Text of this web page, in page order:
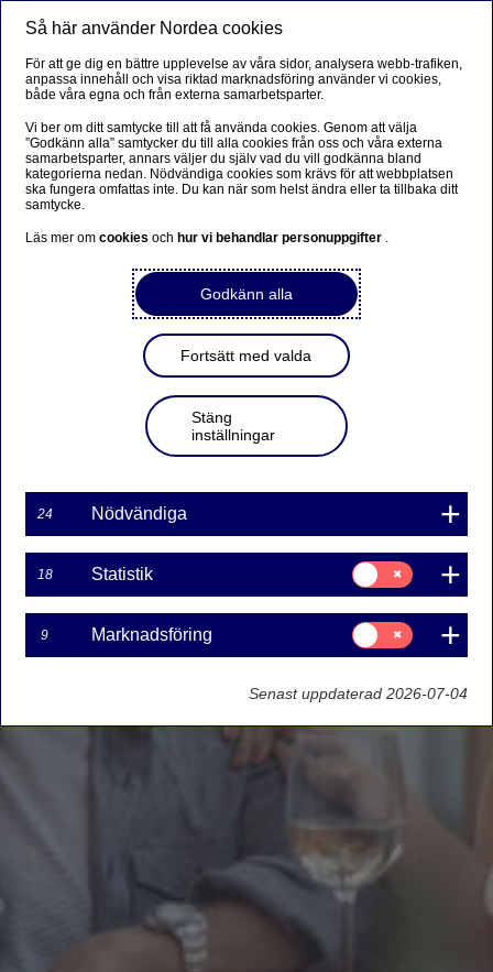
Så här använder Nordea cookies
För att ge dig en bättre upplevelse av våra sidor, analysera webb-trafiken,
anpassa innehåll och visa riktad marknadsföring använder vi cookies,
både våra egna och från externa samarbetsparter.
Vi ber om ditt samtycke till att få använda cookies. Genom att välja
”Godkänn alla” samtycker du till alla cookies från oss och våra externa
samarbetsparter, annars väljer du själv vad du vill godkänna bland
kategorierna nedan. Nödvändiga cookies som krävs för att webbplatsen
ska fungera omfattas inte. Du kan när som helst ändra eller ta tillbaka ditt
samtycke.
Läs mer omcookiesoch hur vi behandlar personuppgifter .
Godkänn alla
Fortsätt med valda
Stäng
inställningar
24 Nödvändiga
18 Statistik
Samtycke
för:
Statistik
9 Marknadsföring
Samtycke
för:
Marknadsföring
Senast uppdaterad 2026-07-04